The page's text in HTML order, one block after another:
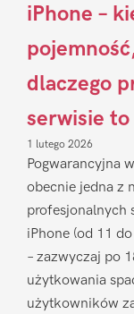
iPhone –
dlaczego
serwisie
1 lutego 2026
Pogwarancyjna
obecnie jedna z
profesjonalnych
iPhone (od 11
– zazwyczaj po
użytkowania
użytkowników